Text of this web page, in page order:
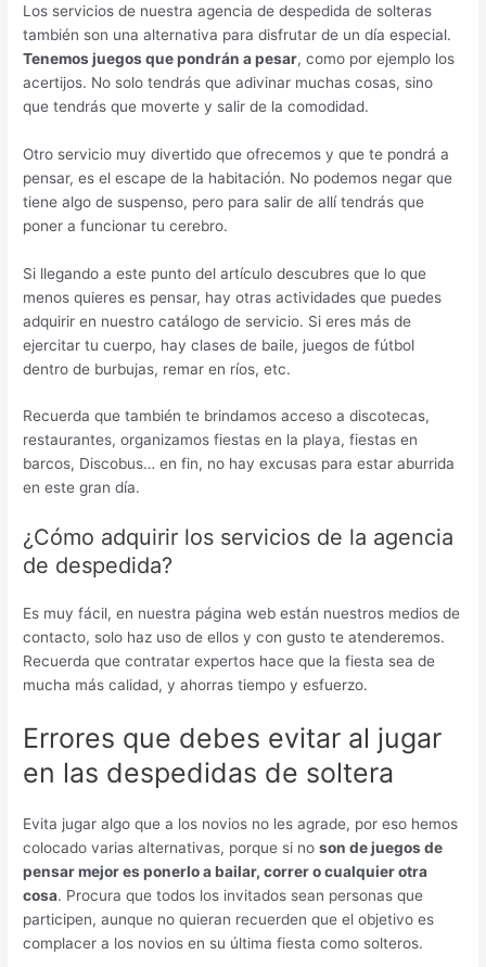
Los servicios de nuestra agencia de despedida de solteras
también son una alternativa para disfrutar de un día especial.
Tenemos juegos que pondrán a pesar, como por ejemplo los
acertijos. No solo tendrás que adivinar muchas cosas, sino
que tendrás que moverte y salir de la comodidad.
Otro servicio muy divertido que ofrecemos y que te pondrá a
pensar, es el escape de la habitación. No podemos negar que
tiene algo de suspenso, pero para salir de allí tendrás que
poner a funcionar tu cerebro.
Si llegando a este punto del artículo descubres que lo que
menos quieres es pensar, hay otras actividades que puedes
adquirir en nuestro catálogo de servicio. Si eres más de
ejercitar tu cuerpo, hay clases de baile, juegos de fútbol
dentro de burbujas, remar en ríos, etc.
Recuerda que también te brindamos acceso a discotecas,
restaurantes, organizamos fiestas en la playa, fiestas en
barcos, Discobus… en fin, no hay excusas para estar aburrida
en este gran día.
¿Cómo adquirir los servicios de la agencia
de despedida?
Es muy fácil, en nuestra página web están nuestros medios de
contacto, solo haz uso de ellos y con gusto te atenderemos.
Recuerda que contratar expertos hace que la fiesta sea de
mucha más calidad, y ahorras tiempo y esfuerzo.
Errores que debes evitar al jugar
en las despedidas de soltera
Evita jugar algo que a los novios no les agrade, por eso hemos
colocado varias alternativas, porque si noson de juegos de
pensar mejor es ponerlo a bailar, correr o cualquier otra
cosa. Procura que todos los invitados sean personas que
participen, aunque no quieran recuerden que el objetivo es
complacer a los novios en su última fiesta como solteros.